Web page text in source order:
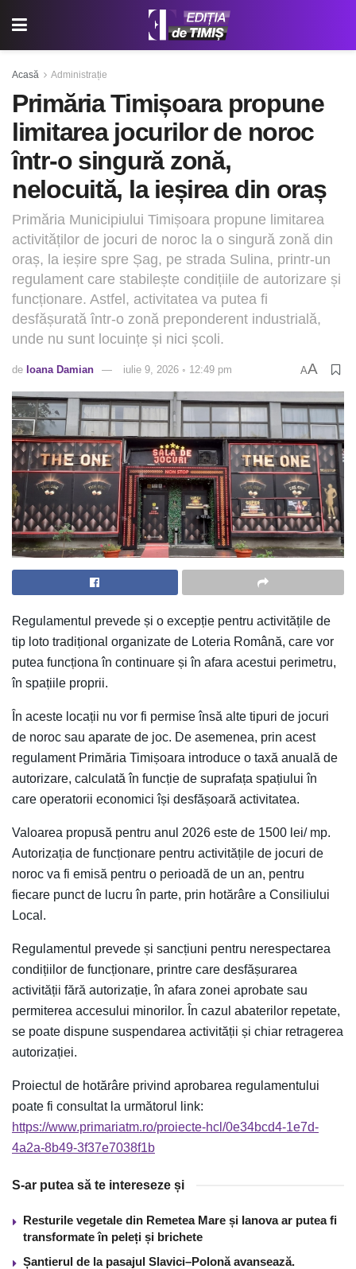
Acasă Administrație
Primăria Timișoara propune
limitarea jocurilor de noroc
într-o singură zonă,
nelocuită, la ieșirea din oraș
Primăria Municipiului Timișoara propune limitarea
activităților de jocuri de noroc la o singură zonă din
oraș, la ieșire spre Șag, pe strada Sulina, printr-un
regulament care stabilește condițiile de autorizare și
funcționare. Astfel, activitatea va putea fi
desfășurată într-o zonă preponderent industrială,
unde nu sunt locuințe și nici școli.
de Ioana Damian iulie 9, 2026 ◦ 12:49 pm AA
Regulamentul prevede și o excepție pentru activitățile de
tip loto tradițional organizate de Loteria Română, care vor
putea funcționa în continuare și în afara acestui perimetru,
în spațiile proprii.
În aceste locații nu vor fi permise însă alte tipuri de jocuri
de noroc sau aparate de joc. De asemenea, prin acest
regulament Primăria Timișoara introduce o taxă anuală de
autorizare, calculată în funcție de suprafața spațiului în
care operatorii economici își desfășoară activitatea.
Valoarea propusă pentru anul 2026 este de 1500 lei/ mp.
Autorizația de funcționare pentru activitățile de jocuri de
noroc va fi emisă pentru o perioadă de un an, pentru
fiecare punct de lucru în parte, prin hotărâre a Consiliului
Local.
Regulamentul prevede și sancțiuni pentru nerespectarea
condițiilor de funcționare, printre care desfășurarea
activității fără autorizație, în afara zonei aprobate sau
permiterea accesului minorilor. În cazul abaterilor repetate,
se poate dispune suspendarea activității și chiar retragerea
autorizației.
Proiectul de hotărâre privind aprobarea regulamentului
poate fi consultat la următorul link:
https://www.primariatm.ro/proiecte-hcl/0e34bcd4-1e7d-
4a2a-8b49-3f37e7038f1b
S-ar putea să te intereseze și
Resturile vegetale din Remetea Mare și Ianova ar putea fi
transformate în peleți și brichete
Șantierul de la pasajul Slavici–Polonă avansează.